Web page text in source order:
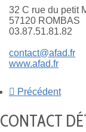
32 C rue du petit
57120 ROMBAS
03.87.51.81.82
contact@afad.fr
www.afad.fr
Précédent
CONTACT